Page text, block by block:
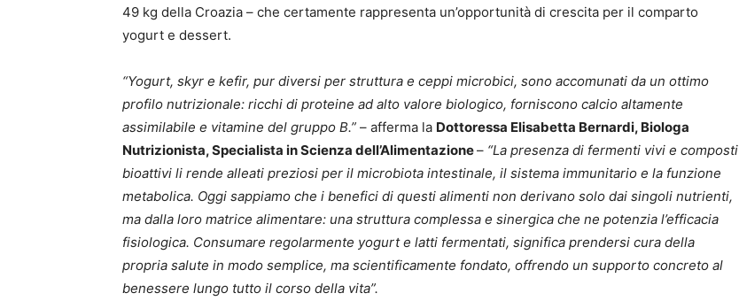
49 kg della Croazia – che certamente rappresenta un’opportunità di crescita per il comparto
yogurt e dessert.
“Yogurt, skyr e kefir, pur diversi per struttura e ceppi microbici, sono accomunati da un ottimo
profilo nutrizionale: ricchi di proteine ad alto valore biologico, forniscono calcio altamente
assimilabile e vitamine del gruppo B.” – afferma la Dottoressa Elisabetta Bernardi, Biologa
Nutrizionista, Specialista in Scienza dell’Alimentazione– “La presenza di fermenti vivi e composti
bioattivi li rende alleati preziosi per il microbiota intestinale, il sistema immunitario e la funzione
metabolica. Oggi sappiamo che i benefici di questi alimenti non derivano solo dai singoli nutrienti,
ma dalla loro matrice alimentare: una struttura complessa e sinergica che ne potenzia l’efficacia
fisiologica. Consumare regolarmente yogurt e latti fermentati, significa prendersi cura della
propria salute in modo semplice, ma scientificamente fondato, offrendo un supporto concreto al
benessere lungo tutto il corso della vita”.